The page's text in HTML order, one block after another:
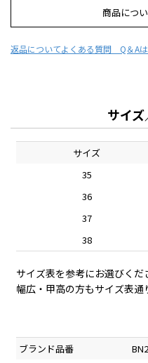
商品につ
返品についてよくある質問 Q＆A
サイ
サイズ
35
36
37
38
サイズ表を参考にお選びくだ
幅広・甲高の方もサイズ表通
ブランド品番